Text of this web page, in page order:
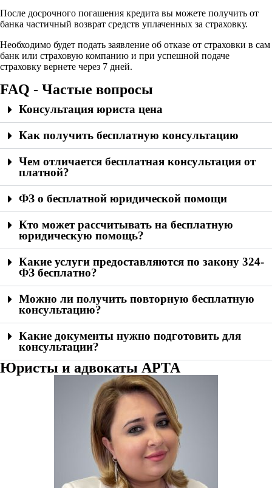
После досрочного погашения кредита вы можете получить от
банка частичный возврат средств уплаченных за страховку.
Необходимо будет подать заявление об отказе от страховки в сам
банк или страховую компанию и при успешной подаче
страховку вернете через 7 дней.
FAQ - Частые вопросы
Консультация юриста цена
Как получить бесплатную консультацию
Чем отличается бесплатная консультация от
платной?
ФЗ о бесплатной юридической помощи
Кто может рассчитывать на бесплатную
юридическую помощь?
Какие услуги предоставляются по закону 324-
ФЗ бесплатно?
Можно ли получить повторную бесплатную
консультацию?
Какие документы нужно подготовить для
консультации?
Юристы и адвокаты АРТА